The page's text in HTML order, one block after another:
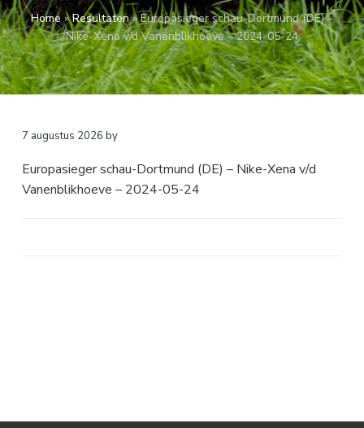
a
v
i
g
a
o
u
d
k
s
t
Home»Resultaten»Europasieger schau-Dortmund (DE) –
Nike-Xena v/d Vanenblikhoeve – 2024-05-24
7 augustus 2026 by
Europasieger schau-Dortmund (DE) – Nike-Xena v/d
Vanenblikhoeve – 2024-05-24